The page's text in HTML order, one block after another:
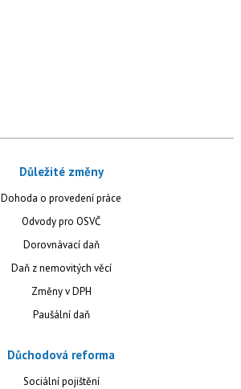
Důležité změny
Dohoda o provedení práce
Odvody pro OSVČ
Dorovnávací daň
Daň z nemovitých věcí
Změny v DPH
Paušální daň
Důchodová reforma
Sociální pojištění